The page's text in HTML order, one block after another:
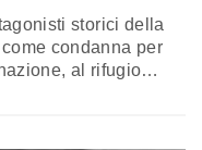
storici della
condanna per
al rifugio